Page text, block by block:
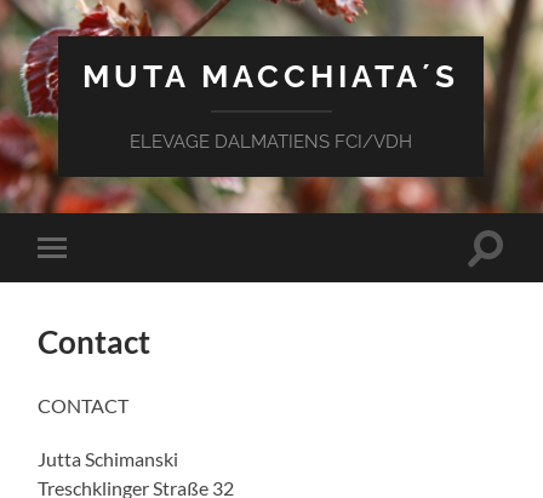
MUTA MACCHIATA´S
ELEVAGE DALMATIENS FCI/VDH
Mobile-
Menü
Contact
CONTACT
Jutta Schimanski
Treschklinger Straße 32